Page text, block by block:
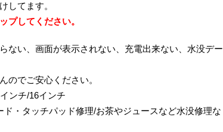
してます。
プしてください。
ない、画面が表示されない、充電出来ない、水没デー
のでご安心ください。
ンチ/16インチ
・タッチパッド修理/お茶やジュースなど水没修理な